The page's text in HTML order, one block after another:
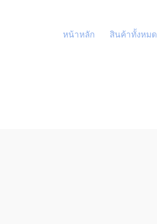
หน้าหลัก สินค้าทั้งหมด